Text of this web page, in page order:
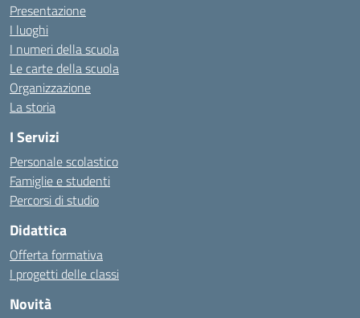
Presentazione
I luoghi
I numeri della scuola
Le carte della scuola
Organizzazione
La storia
I Servizi
Personale scolastico
Famiglie e studenti
Percorsi di studio
Didattica
Offerta formativa
I progetti delle classi
Novità